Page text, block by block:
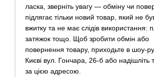
ласка, зверніть увагу — обміну чи
підлягає тільки новий товар, який не
вжитку та не має слідів використання:
затяжок тощо. Щоб зробити обмін або
повернення товару, приходьте в шоу-
Києві вул. Гончара, 26-б або надішліть
за цією адресою.